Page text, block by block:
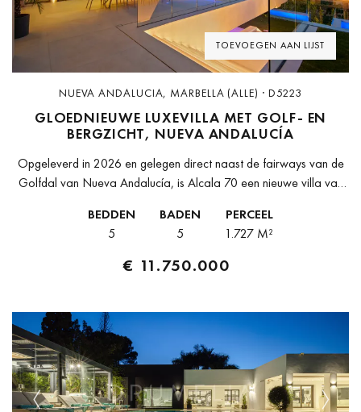
TOEVOEGEN AAN LIJST
NUEVA ANDALUCIA, MARBELLA (ALLE) · D5223
GLOEDNIEUWE LUXEVILLA MET GOLF- EN
BERGZICHT, NUEVA ANDALUCÍA
Opgeleverd in 2026 en gelegen direct naast de fairways van de
Golfdal van Nueva Andalucía, is Alcala 70 een nieuwe villa van
BEDDEN
5
BADEN
5
PERCEEL
1.727 M²
€ 11.750.000